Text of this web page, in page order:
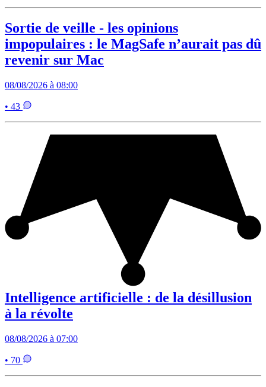
Sortie de veille - les opinions
impopulaires : le MagSafe n’aurait pas dû
revenir sur Mac
08/08/2026 à 08:00
• 43
Intelligence artificielle : de la désillusion
à la révolte
08/08/2026 à 07:00
• 70